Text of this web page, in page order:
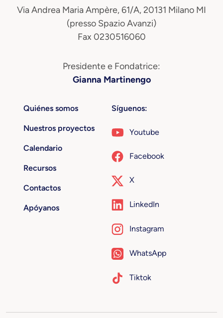
Via Andrea Maria Ampère, 61/A, 20131 Milano MI
(presso Spazio Avanzi)
Fax 0230516060
Presidente e Fondatrice:
Gianna Martinengo
Quiénes somos
Nuestros proyectos
Calendario
Recursos
Contactos
Apóyanos
Síguenos:
Youtube
Facebook
X
LinkedIn
Instagram
WhatsApp
Tiktok